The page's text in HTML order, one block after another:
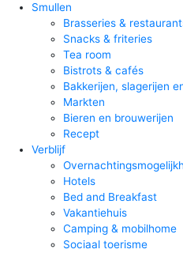
Smullen
Brasseries &
Snacks & friteries
Tea room
Bistrots & cafés
Bakkerijen, slagerijen
Markten
Bieren en brouwerijen
Recept
Verblijf
Hotels
Bed and Breakfast
Vakantiehuis
Camping & mobilhome
Sociaal toerisme